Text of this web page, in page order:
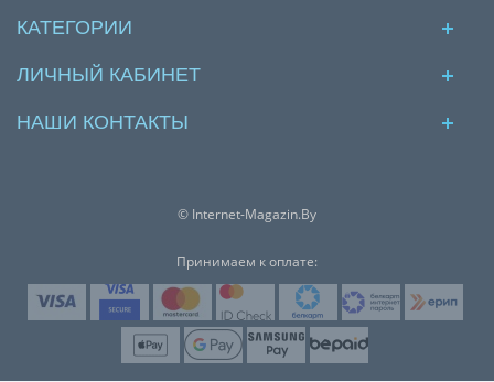
КАТЕГОРИИ
ЛИЧНЫЙ КАБИНЕТ
НАШИ КОНТАКТЫ
© Internet-Magazin.By
Принимаем к оплате: